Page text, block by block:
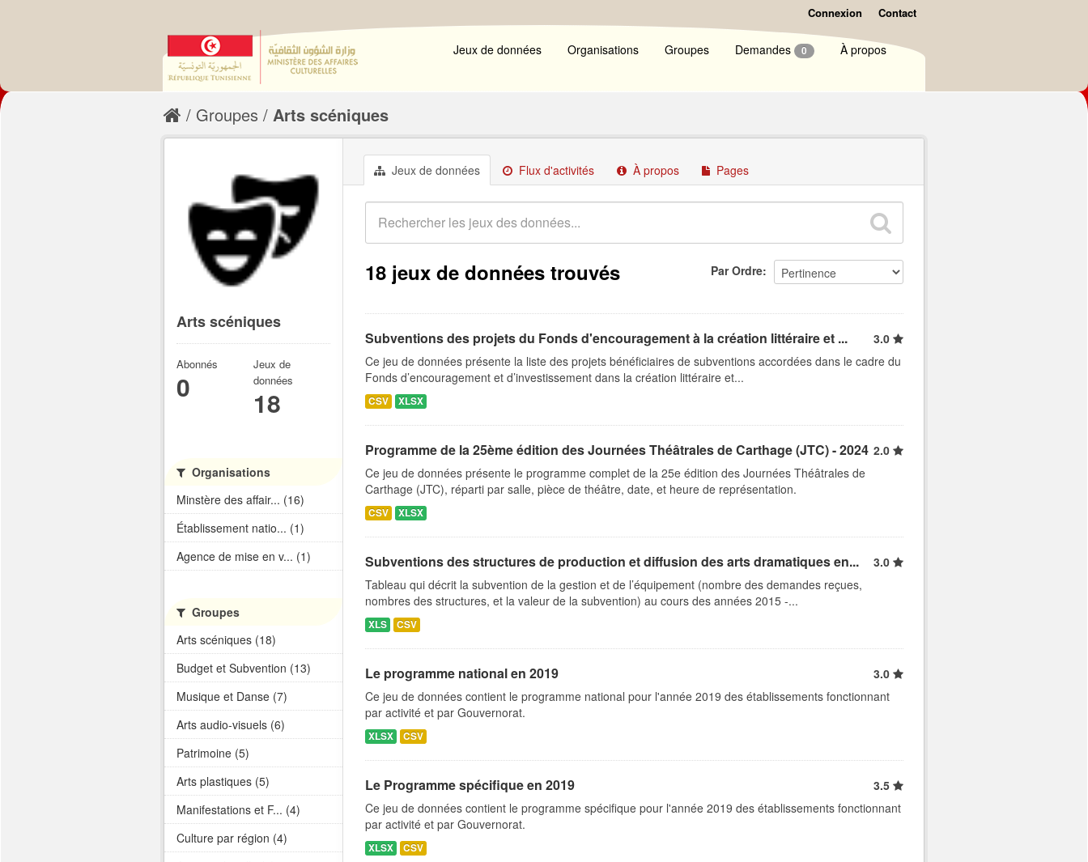
Connexion Contact
Jeux de données Organisations Groupes Demandes 0 À propos
Groupes Arts scéniques
Jeux de données Flux d'activités À propos Pages
Par Ordre
18 jeux de données trouvés
Subventions des projets du Fonds d'encouragement à la création littéraire et ...
3.0
Ce jeu de données présente la liste des projets bénéficiaires de subventions accordées dans le cadre du
Fonds d’encouragement et d’investissement dans la création littéraire et...
CSV XLSX
Programme de la 25ème édition des Journées Théâtrales de Carthage (JTC) - 2024 2.0
Ce jeu de données présente le programme complet de la 25e édition des Journées Théâtrales de
Carthage (JTC), réparti par salle, pièce de théâtre, date, et heure de représentation.
CSV XLSX
Subventions des structures de production et diffusion des arts dramatiques en...
3.0
Tableau qui décrit la subvention de la gestion et de l’équipement (nombre des demandes reçues,
nombres des structures, et la valeur de la subvention) au cours des années 2015 -...
XLS CSV
Le programme national en 2019
3.0
Ce jeu de données contient le programme national pour l'année 2019 des établissements fonctionnant
par activité et par Gouvernorat.
XLSX CSV
Le Programme spécifique en 2019
3.5
Ce jeu de données contient le programme spécifique pour l'année 2019 des établissements fonctionnant
par activité et par Gouvernorat.
XLSX CSV
Arts scéniques
Abonnés
0
Jeux de
données
18
Organisations
Minstère des affair... (16)
Établissement natio... (1)
Agence de mise en v... (1)
Groupes
Arts scéniques (18)
Budget et Subvention (13)
Musique et Danse (7)
Arts audio-visuels (6)
Patrimoine (5)
Arts plastiques (5)
Manifestations et F... (4)
Culture par région (4)